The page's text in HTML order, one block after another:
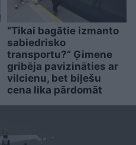
“Tikai bagātie izmanto
sabiedrisko
transportu?” Ģimene
gribēja pavizināties ar
vilcienu, bet biļešu
cena lika pārdomāt